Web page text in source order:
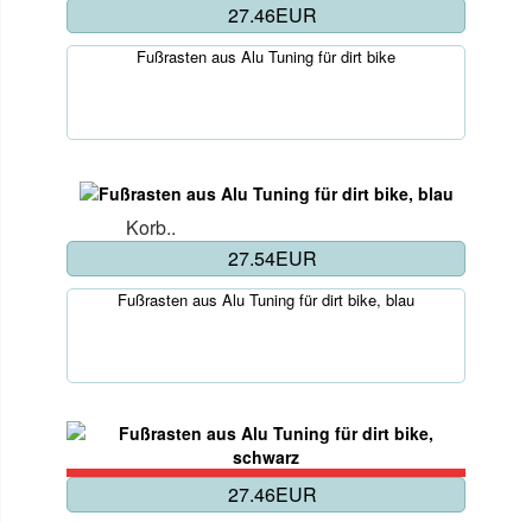
27.46EUR
Fußrasten aus Alu Tuning für dirt bike
Korb..
27.54EUR
Fußrasten aus Alu Tuning für dirt bike, blau
27.46EUR